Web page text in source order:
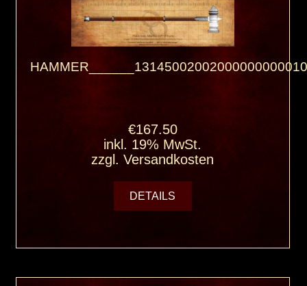
€167.50
inkl. 19% MwSt.
zzgl.Versandkosten
DETAILS